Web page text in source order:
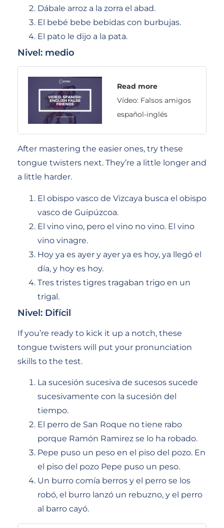
Dábale arroz a la zorra el abad.
El bebé bebe bebidas con burbujas.
El pato le dijo a la pata.
Nivel: medio
Read more
Vídeo: Falsos amigos
español-inglés
After mastering the easier ones, try these
tongue twisters next. They’re a little longer and
a little harder.
El obispo vasco de Vizcaya busca el obispo
vasco de Guipúzcoa.
El vino vino, pero el vino no vino. El vino
vino vinagre.
Hoy ya es ayer y ayer ya es hoy, ya llegó el
día, y hoy es hoy.
Tres tristes tigres tragaban trigo en un
trigal.
Nivel: Difícil
If you’re ready to kick it up a notch, these
tongue twisters will put your pronunciation
skills to the test.
La sucesión sucesiva de sucesos sucede
sucesivamente con la sucesión del
tiempo.
El perro de San Roque no tiene rabo
porque Ramón Ramirez se lo ha robado.
Pepe puso un peso en el piso del pozo. En
el piso del pozo Pepe puso un peso.
Un burro comía berros y el perro se los
robó, el burro lanzó un rebuzno, y el perro
al barro cayó.